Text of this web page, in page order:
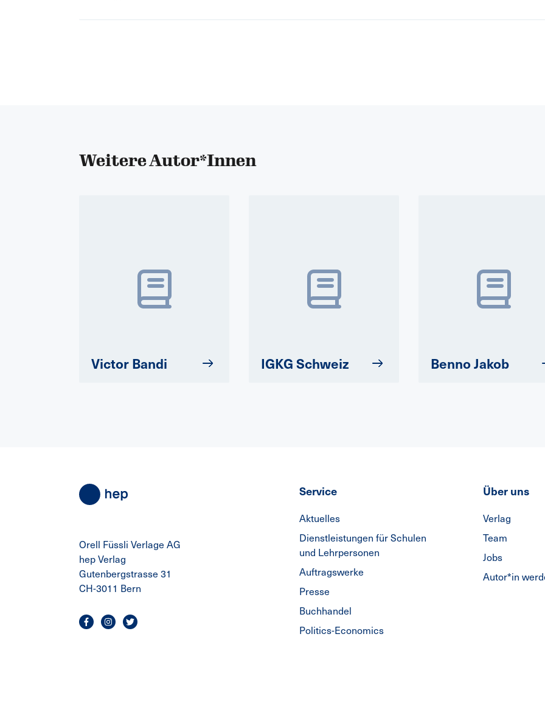
Weitere Autor*Innen
Victor Bandi IGKG Schweiz Benno Jakob
Orell Füssli Verlage AG
hep Verlag
Gutenbergstrasse 31
CH-3011 Bern
Service
Aktuelles
Dienstleistungen für Schulen
und Lehrpersonen
Auftragswerke
Presse
Buchhandel
Politics-Economics
Über uns
Verlag
Team
Jobs
Autor*in